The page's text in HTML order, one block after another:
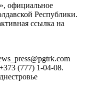
официальное
Республики.
ссылка на
(777) 1-04-08.